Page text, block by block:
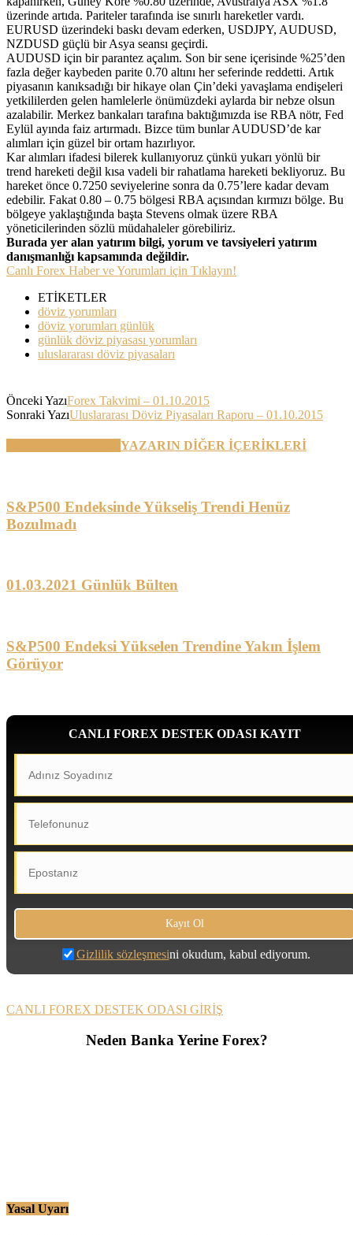
üzerinde artıda. Pariteler tarafında ise sınırlı hareketler vardı.
EURUSD üzerindeki baskı devam ederken, USDJPY, AUDUSD,
NZDUSD güçlü bir Asya seansı geçirdi.
AUDUSD için bir parantez açalım. Son bir sene içerisinde %25’den
fazla değer kaybeden parite 0.70 altını her seferinde reddetti. Artık
piyasanın kanıksadığı bir hikaye olan Çin’deki yavaşlama endişeleri
yetkililerden gelen hamlelerle önümüzdeki aylarda bir nebze olsun
azalabilir. Merkez bankaları tarafına baktığımızda ise RBA nötr, Fed
Eylül ayında faiz artırmadı. Bizce tüm bunlar AUDUSD’de kar
alımları için güzel bir ortam hazırlıyor.
Kar alımları ifadesi bilerek kullanıyoruz çünkü yukarı yönlü bir
trend hareketi değil kısa vadeli bir rahatlama hareketi bekliyoruz. Bu
hareket önce 0.7250 seviyelerine sonra da 0.75’lere kadar devam
edebilir. Fakat 0.80 – 0.75 bölgesi RBA açısından kırmızı bölge. Bu
bölgeye yaklaştığında başta Stevens olmak üzere RBA
yöneticilerinden sözlü müdahaleler görebiliriz.
Burada yer alan yatırım bilgi, yorum ve tavsiyeleri yatırım
danışmanlığı kapsamında değildir.
Canlı Forex Haber ve Yorumları için Tıklayın!
ETİKETLER
döviz yorumları
döviz yorumları günlük
günlük döviz piyasası yorumları
uluslararası döviz piyasaları
Önceki YazıForex Takvimi – 01.10.2015
Sonraki YazıUluslararası Döviz Piyasaları Raporu – 01.10.2015
YAZARIN DİĞER İÇERİKLERİ
S&P500 Endeksinde Yükseliş Trendi Henüz
Bozulmadı
01.03.2021 Günlük Bülten
S&P500 Endeksi Yükselen Trendine Yakın İşlem
Görüyor
CANLI FOREX DESTEK ODASI KAYIT
Gizlilik sözleşmesini okudum, kabul ediyorum.
CANLI FOREX DESTEK ODASI GİRİŞ
Neden Banka Yerine Forex?
Yasal Uyarı